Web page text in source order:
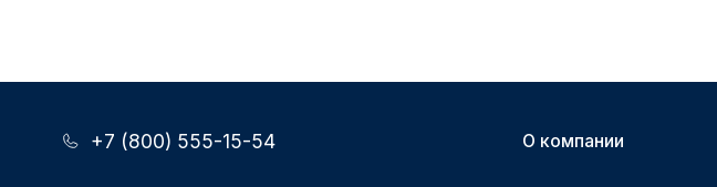
+7 (800) 555-15-54 О компании